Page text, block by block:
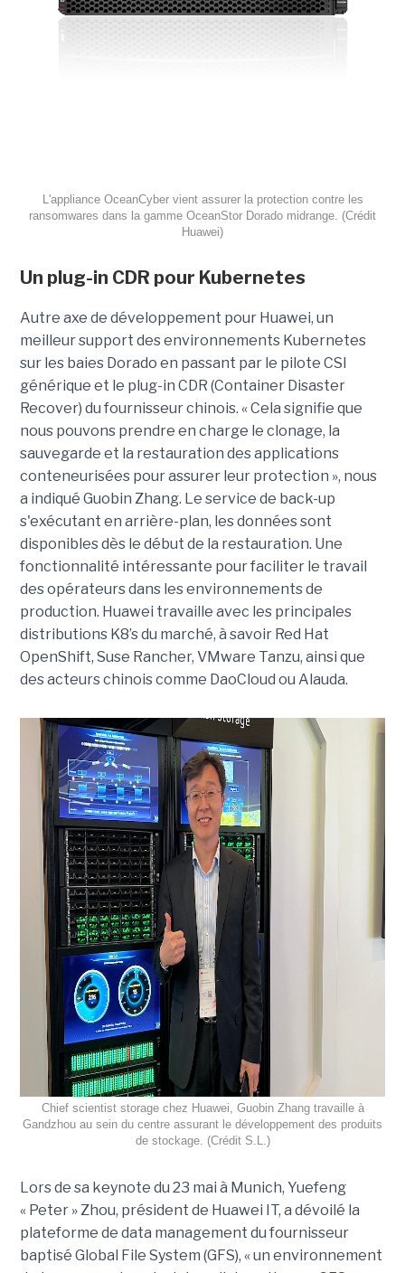
L'appliance OceanCyber vient assurer la protection contre les
ransomwares dans la gamme OceanStor Dorado midrange. (Crédit
Huawei)
Un plug-in CDR pour Kubernetes
Autre axe de développement pour Huawei, un
meilleur support des environnements Kubernetes
sur les baies Dorado en passant par le pilote CSI
générique et le plug-in CDR (Container Disaster
Recover) du fournisseur chinois. « Cela signifie que
nous pouvons prendre en charge le clonage, la
sauvegarde et la restauration des applications
conteneurisées pour assurer leur protection », nous
a indiqué Guobin Zhang. Le service de back-up
s'exécutant en arrière-plan, les données sont
disponibles dès le début de la restauration. Une
fonctionnalité intéressante pour faciliter le travail
des opérateurs dans les environnements de
production. Huawei travaille avec les principales
distributions K8’s du marché, à savoir Red Hat
OpenShift, Suse Rancher, VMware Tanzu, ainsi que
des acteurs chinois comme DaoCloud ou Alauda.
Chief scientist storage chez Huawei, Guobin Zhang travaille à
Gandzhou au sein du centre assurant le développement des produits
de stockage. (Crédit S.L.)
Lors de sa keynote du 23 mai à Munich, Yuefeng
« Peter » Zhou, président de Huawei IT, a dévoilé la
plateforme de data management du fournisseur
baptisé Global File System (GFS), « un environnement